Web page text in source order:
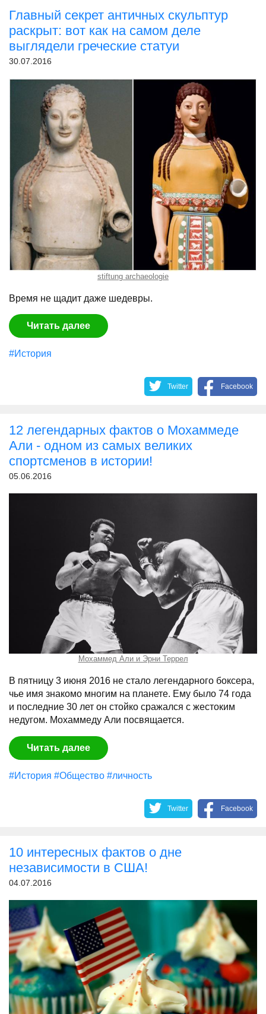
Главный секрет античных скульптур
раскрыт: вот как на самом деле
выглядели греческие статуи
30.07.2016
stiftung archaeologie
Время не щадит даже шедевры.
Читать далее
#История
Twitter Facebook
12 легендарных фактов о Мохаммеде
Али - одном из самых великих
спортсменов в истории!
05.06.2016
Мохаммед Али и Эрни Террел
В пятницу 3 июня 2016 не стало легендарного боксера,
чье имя знакомо многим на планете. Ему было 74 года
и последние 30 лет он стойко сражался с жестоким
недугом. Мохаммеду Али посвящается.
Читать далее
#История #Общество #личность
Twitter Facebook
10 интересных фактов о дне
независимости в США!
04.07.2016